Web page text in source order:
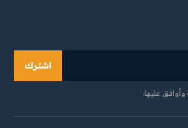
اشترك
وأوافق عليها.